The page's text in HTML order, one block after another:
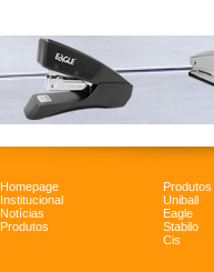
Homepage
Institucional
Notícias
Produtos
Produtos
Uniball
Eagle
Stabilo
Cis